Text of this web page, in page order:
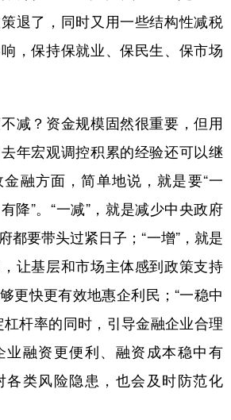
退了，同时又用一些结构性减税
，保持保就业、保民生、保市场
？资金规模固然很重要，但用
年宏观调控积累的经验还可以继
融方面，简单地说，就是要“一
降”。“一减”，就是减少中央政府
都要带头过紧日子；“一增”，就是
让基层和市场主体感到政策支持
更快更有效地惠企利民；“一稳中
杠杆率的同时，引导金融企业合理
业融资更便利、融资成本稳中有
各类风险隐患，也会及时防范化